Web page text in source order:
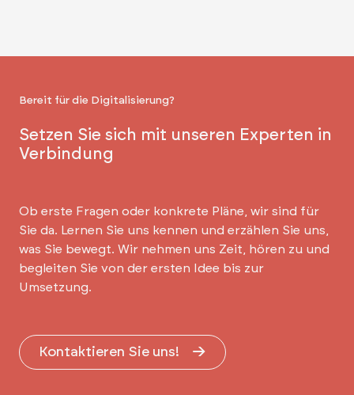
Bereit für die Digitalisierung?
Setzen Sie sich mit unseren Experten in
Verbindung
Ob erste Fragen oder konkrete Pläne, wir sind für
Sie da. Lernen Sie uns kennen und erzählen Sie uns,
was Sie bewegt. Wir nehmen uns Zeit, hören zu und
begleiten Sie von der ersten Idee bis zur
Umsetzung.
Kontaktieren Sie uns!